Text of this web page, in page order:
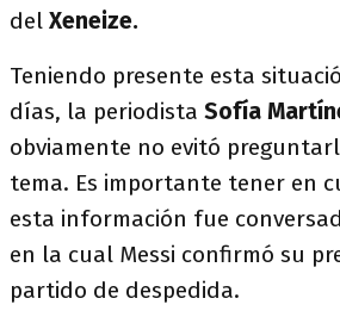
del Xeneize.
Teniendo presente esta
días, la periodista Sofía
obviamente no evitó
tema. Es importante tener en
esta información fue
en la cual Messi confirmó su
partido de despedida.